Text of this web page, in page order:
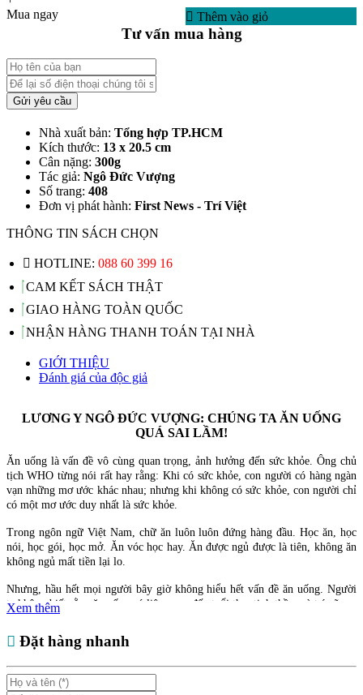
Mua ngay
Thêm vào giỏ
Tư vấn mua hàng
Gửi yêu cầu
Nhà xuất bản: Tổng hợp TP.HCM
Kích thước: 13 x 20.5 cm
Cân nặng: 300g
Tác giả: Ngô Đức Vượng
Số trang: 408
Đơn vị phát hành: First News - Trí Việt
THÔNG TIN SÁCH CHỌN
HOTLINE: 088 60 399 16
CAM KẾT SÁCH THẬT
GIAO HÀNG TOÀN QUỐC
NHẬN HÀNG THANH TOÁN TẠI NHÀ
GIỚI THIỆU
Đánh giá của độc giả
LƯƠNG Y NGÔ ĐỨC VƯỢNG: CHÚNG TA ĂN UỐNG
QUÁ SAI LẦM!
Ăn uống là vấn đề vô cùng quan trọng, ảnh hưởng đến sức khỏe. Ông chủ
tịch WHO từng nói rất hay rằng: Khi có sức khỏe, con người có hàng ngàn
vạn những mơ ước khác nhau; nhưng khi không có sức khỏe, con người chỉ
có một mơ ước duy nhất là sức khỏe.
Trong ngôn ngữ Việt Nam, chữ ăn luôn luôn đứng hàng đầu. Học ăn, học
nói, học gói, học mở. Ăn vóc học hay. Ăn được ngủ được là tiên, không ăn
không ngủ mất tiền lại lo.
Nhưng, hầu hết mọi người bây giờ không hiểu hết vấn đề ăn uống. Người
ta không biết rằng ăn uống có liên quan đến tuổi thọ, tinh thần, và trí não.
Đức Vượng sẽ cho độc giả những lời khuyên hữu ích về chế độ ăn uống và
Theo tác giả Ngô Đức Vượng, triết lý căn bản về ăn uống của phương
Xem thêm
Đặt hàng nhanh